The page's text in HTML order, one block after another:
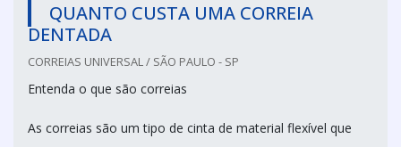
QUANTO CUSTA UMA CORREIA
DENTADA
CORREIAS UNIVERSAL / SÃO PAULO - SP
Entenda o que são correias
As correias são um tipo de cinta de material flexível que